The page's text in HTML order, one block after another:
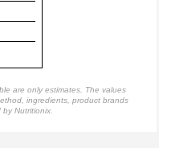
are only estimates. The values
ingredients, product brands
Nutritionix.